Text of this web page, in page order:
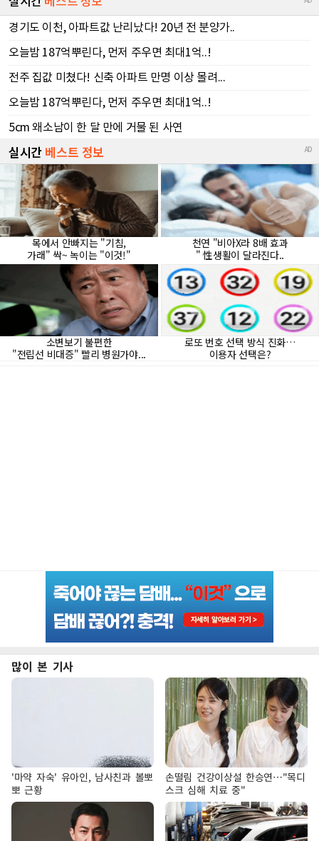
많이 본 기사
'마약 자숙' 유아인, 남사친과 볼뽀
뽀 근황
손떨림 건강이상설 한승연…"목디
스크 심해 치료 중"